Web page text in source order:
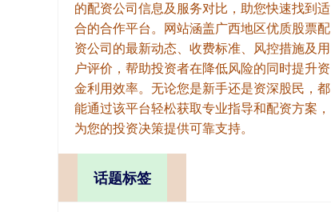
的配资公司信息及服务对比，助您快速找到适
合的合作平台。网站涵盖广西地区优质股票配
资公司的最新动态、收费标准、风控措施及用
户评价，帮助投资者在降低风险的同时提升资
金利用效率。无论您是新手还是资深股民，都
能通过该平台轻松获取专业指导和配资方案，
为您的投资决策提供可靠支持。
话题标签